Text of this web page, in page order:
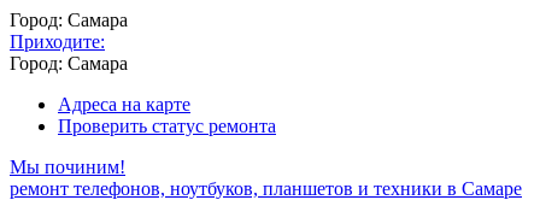
Город: Самара
Приходите:
Город: Самара
Адреса на карте
Проверить статус ремонта
Мы починим!
ремонт телефонов, ноутбуков, планшетов и техники в Самаре